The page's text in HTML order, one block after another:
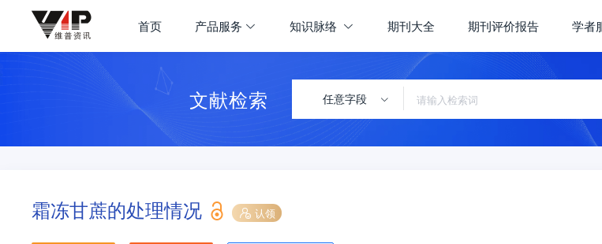
首页 产品服务 知识脉络 期刊大全 期刊评价报告 学者
文献检索 任意字段
霜冻甘蔗的处理情况 认领